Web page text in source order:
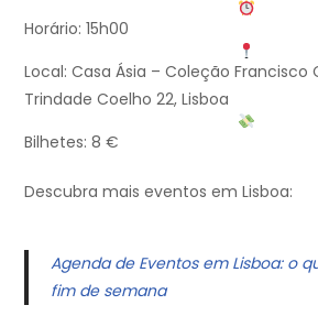
Horário: 15h00
Local: Casa Ásia – Coleção Francisco
Trindade Coelho 22, Lisboa
Bilhetes: 8 €
Descubra mais eventos em Lisboa:
Agenda de Eventos em Lisboa: o
fim de semana